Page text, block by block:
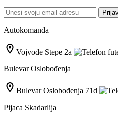
Autokomanda
Vojvode Stepe 2a
Bulevar Oslobođenja
Bulevar Oslobođenja 71d
Pijaca Skadarlija